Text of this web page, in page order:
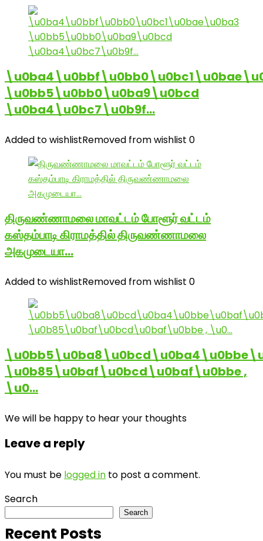
\u0bb5\u0bb0\u0ba9\u0bcd
\u0ba4\u0bc7\u0b9f…
Added to wishlistRemoved from wishlist 0
திருவண்ணாமலை மாவட்டம் போளூர் வட்டம்
கஸ்தம்பாடி கிராமத்தில் திருவண்ணாமலை
அகமுடையா…
Added to wishlistRemoved from wishlist 0
\u0b85\u0baf\u0bcd\u0baf\u0bbe ,
\u0…
We will be happy to hear your thoughts
Leave a reply
You must be logged in to post a comment.
Search
Search
Recent Posts